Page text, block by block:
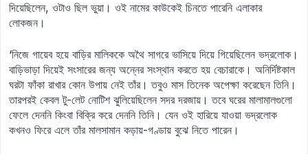
দিয়েছিলেন, ওটাও ছিল ভুয়া। ওই নামের কাউকেই চিনতে পারেনি এলাকার
লোকজন।
‘নিজে গায়েব হয়ে বাড়ির মালিককে অথৈ সাগরে ভাসিয়ে দিয়ে গিয়েছিলেন ভদ্রলোক।
বাড়িভাড়া দিয়েই সংসারের জন্য অন্নের সংস্থান করতে হয় বেচারাকে। অনির্দিষ্টকাল
ঘরটা ফাঁকা রাখার কোন উপায় নেই তাঁর। তবুও মাস তিনেক অপেক্ষা করেছেন তিনি।
তারপরই কেবল টু-লেট নোটিশ ঝুলিয়েছিলেন সদর দরজায়। তবে ঘরের মালামালগুলো
ফেলে দেননি কিংবা বিক্রি করে দেননি তিনি। যেন ওই হারিয়ে যাওয়া ভদ্রলোক
কখনও ফিরে এলে তাঁর মালসামান কড়ায়-গণ্ডায় বুঝে নিতে পারেন।